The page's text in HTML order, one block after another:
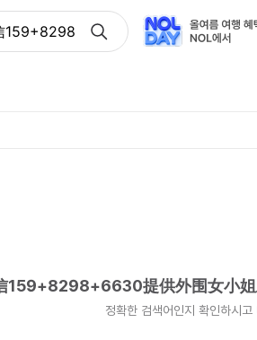
提供外围女小姐上门
159+8298+6630提供外围女小
정확한 검색어인지 확인하시